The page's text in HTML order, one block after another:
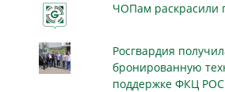
ЧОПам раскрасили
Росгвардия
бронированную
поддержке ФКЦ